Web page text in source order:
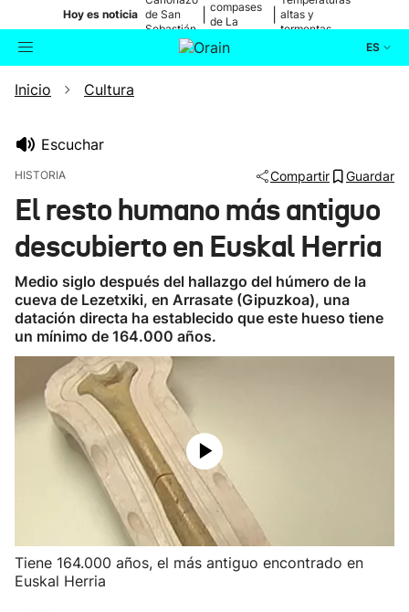
Hoy es noticia de San
Sebastián
compases
de La
altas y
tormentas
ES
Buscador
Ikusmiran
Eguraldia
Inicio Cultura
Escuchar
HISTORIA Compartir Guardar
El resto humano más antiguo
descubierto en Euskal Herria
Medio siglo después del hallazgo del húmero de la
cueva de Lezetxiki, en Arrasate (Gipuzkoa), una
datación directa ha establecido que este hueso tiene
un mínimo de 164.000 años.
Tiene 164.000 años, el más antiguo encontrado en
Euskal Herria